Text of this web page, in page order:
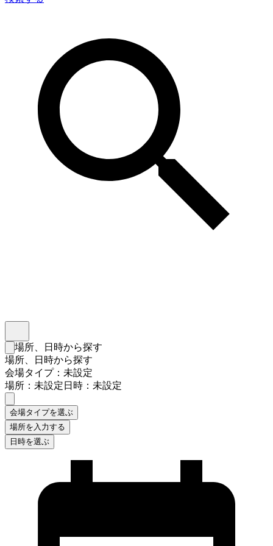
検索フォームを閉じる
場所、日時から探す
場所、日時から探す
会場タイプ：未設定
場所：未設定日時：未設定
会場タイプを選ぶ
場所を入力する
日時を選ぶ